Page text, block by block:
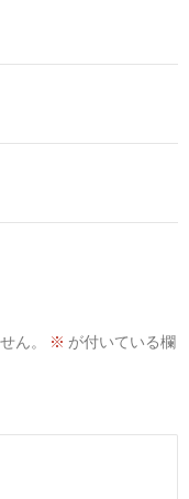
ん。 ※ が付いている欄